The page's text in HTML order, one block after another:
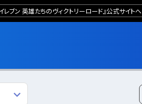
レブン 英雄たちのヴィクトリーロード』公式サイトへ